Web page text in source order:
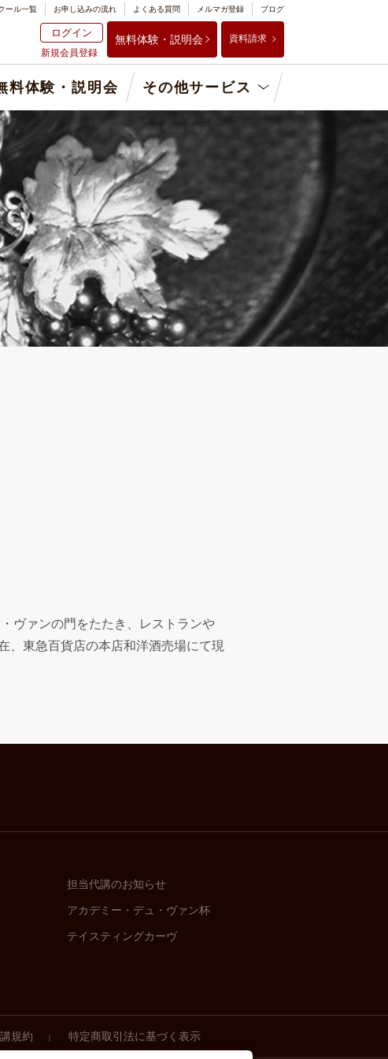
ログイン
新規会員登録
無料体験・説明会 資料請求
ール一覧 お申し込みの流れ よくある質問 メルマガ登録 ブログ
料体験・説明会 その他サービス
ヴァンの門をたたき、レストランや
、東急百貨店の本店和洋酒売場にて現
担当代講のお知らせ
アカデミー・デュ・ヴァン杯
テイスティングカーヴ
規約 特定商取引法に基づく表示